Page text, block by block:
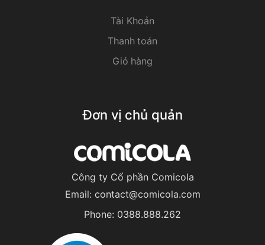
Tài Khoản
Thanh toán
Giỏ hàng
Đơn vị chủ quản
Công ty Cổ phần Comicola
Email: contact@comicola.com
Phone: 0388.888.262